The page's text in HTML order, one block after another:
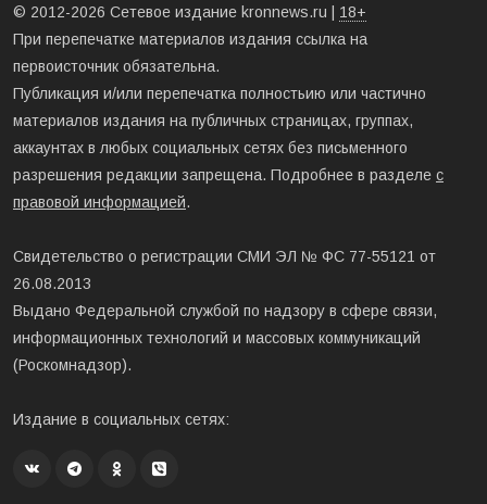
© 2012-2026 Сетевое издание kronnews.ru | 18+
При перепечатке материалов издания ссылка на
первоисточник обязательна.
Публикация и/или перепечатка полностьию или частично
материалов издания на публичных страницах, группах,
аккаунтах в любых социальных сетях без письменного
разрешения редакции запрещена. Подробнее в разделе с
правовой информацией.
Свидетельство о регистрации СМИ ЭЛ № ФС 77-55121 от
26.08.2013
Выдано Федеральной службой по надзору в сфере связи,
информационных технологий и массовых коммуникаций
(Роскомнадзор).
Издание в социальных сетях: